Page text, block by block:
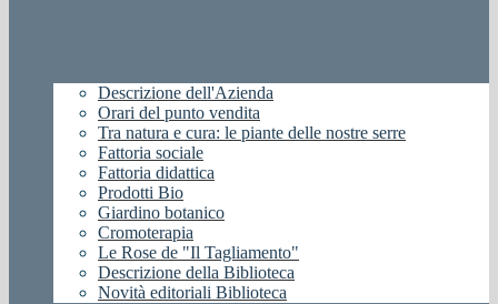
Descrizione dell'Azienda
Orari del punto vendita
Tra natura e cura: le piante delle nostre serre
Fattoria sociale
Fattoria didattica
Prodotti Bio
Giardino botanico
Cromoterapia
Le Rose de "Il Tagliamento"
Descrizione della Biblioteca
Novità editoriali Biblioteca